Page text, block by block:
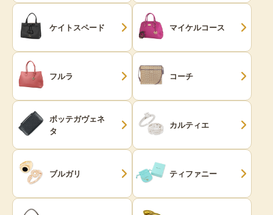
ケイトスペード マイケルコース
フルラ コーチ
ボッテガヴェネ
タ
カルティエ
ブルガリ ティファニー